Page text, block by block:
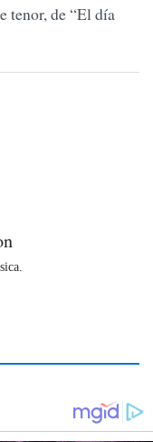
tenor, de “El día